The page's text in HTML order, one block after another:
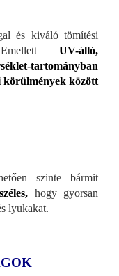
és kiváló tömítési
Emellett UV-álló,
tartományban
körülmények között
szinte bármit
hogy gyorsan
lyukakat.